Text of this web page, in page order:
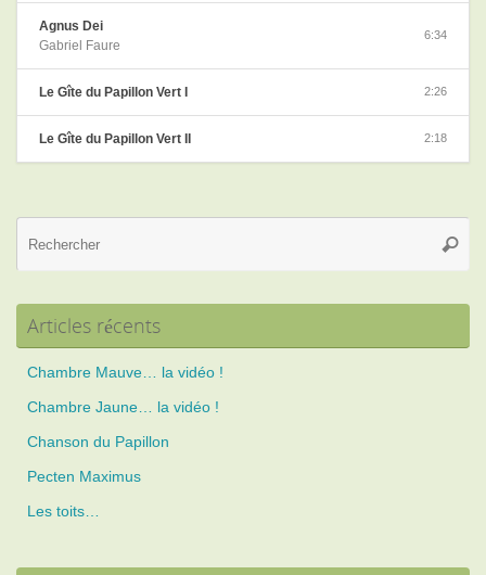
Agnus Dei
Gabriel Faure
6:34
Le Gîte du Papillon Vert I 2:26
Le Gîte du Papillon Vert II 2:18
Articles récents
Chambre Mauve… la vidéo !
Chambre Jaune… la vidéo !
Chanson du Papillon
Pecten Maximus
Les toits…